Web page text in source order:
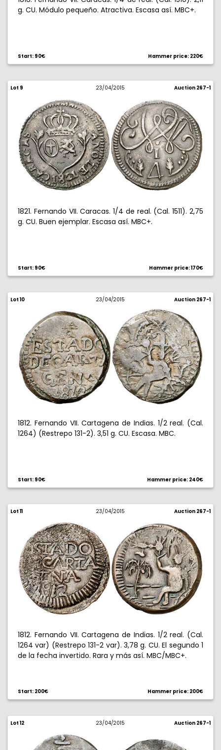
g. CU. Módulo pequeño. Atractiva. Escasa así. MBC+.
Start: 90€ Hammer price: 220€
Lot 9 23/04/2015 Auction 267-1
1821. Fernando VII. Caracas. 1/4 de real. (Cal. 1511). 2,75
g. CU. Buen ejemplar. Escasa así. MBC+.
Start: 90€ Hammer price: 170€
Lot 10 23/04/2015 Auction 267-1
1812. Fernando VII. Cartagena de Indias. 1/2 real. (Cal.
1264) (Restrepo 131-2). 3,51 g. CU. Escasa. MBC.
Start: 90€ Hammer price: 240€
Lot 11 23/04/2015 Auction 267-1
1812. Fernando VII. Cartagena de Indias. 1/2 real. (Cal.
1264 var) (Restrepo 131-2 var). 3,78 g. CU. El segundo 1
de la fecha invertido. Rara y más así. MBC/MBC+.
Start: 200€ Hammer price: 200€
Lot 12 23/04/2015 Auction 267-1